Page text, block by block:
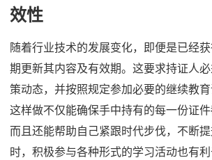
效性
随着行业技术的发展变化，即便是已经
期更新其内容及有效期。这要求持证人
策动态，并按照规定参加必要的继续教育
这样做不仅能确保手中持有的每一份证件
而且还能帮助自己紧跟时代步伐，不断
时，积极参与各种形式的学习活动也有